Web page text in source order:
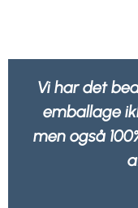
Vi har det
emballage
men også